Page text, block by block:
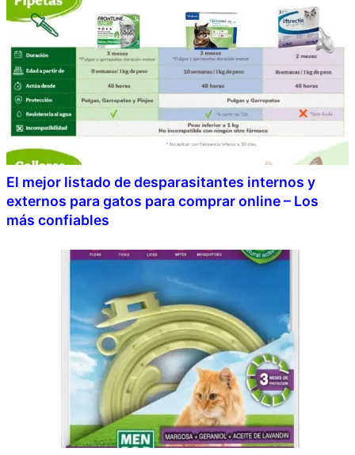
El mejor listado de desparasitantes internos y
externos para gatos para comprar online – Los
más confiables